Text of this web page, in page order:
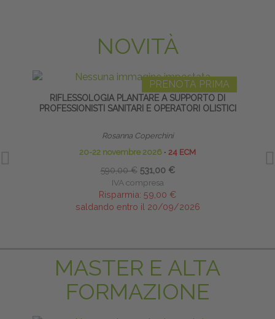
NOVITÀ
PRENOTA PRIMA
RIFLESSOLOGIA PLANTARE A SUPPORTO DI
PROFESSIONISTI SANITARI E OPERATORI OLISTICI
Rosanna Coperchini
20-22 novembre 2026 ∙ 24 ECM
590,00 € 531,00 €
IVA compresa
Risparmia: 59,00 €
saldando entro il 20/09/2026
MASTER E ALTA
FORMAZIONE